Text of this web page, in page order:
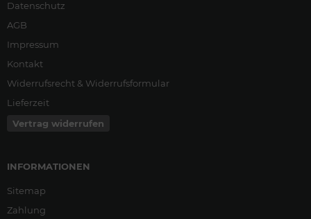
Datenschutz
AGB
Impressum
Kontakt
Widerrufsrecht & Widerrufsformular
Lieferzeit
Vertrag widerrufen
INFORMATIONEN
Sitemap
Zahlung